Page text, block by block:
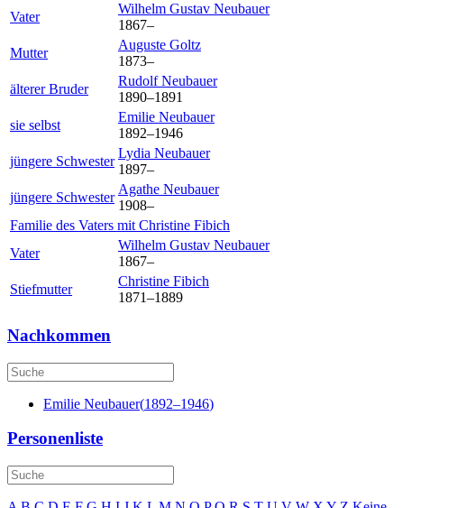
Vater
Wilhelm Gustav Neubauer
1867–
Mutter
Auguste Goltz
1873–
älterer Bruder
RudolfNeubauer
1890–1891
sie selbst
Emilie Neubauer
1892–1946
jüngere Schwester
Lydia Neubauer
1897–
jüngere Schwester
Agathe Neubauer
1908–
Familie des Vaters mit Christine Fibich
Vater
Wilhelm Gustav Neubauer
1867–
Stiefmutter
Christine Fibich
1871–1889
Nachkommen
Emilie Neubauer(1892–1946)
Personenliste